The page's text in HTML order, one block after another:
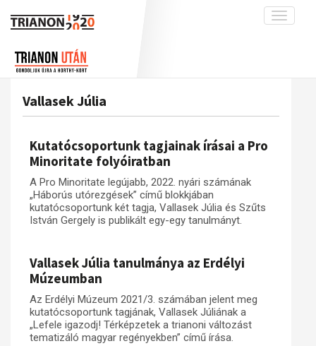
Toggle
A békerendszer megszilárdulása
Galéria
Adatbázis
Emlékművek (feltöltés alatt)
Menekültek
Visszhang
Publikációk
Trianon-kommentár
A trianoni szerződés
Műhelymunkák
Vallasek Júlia
Kutatócsoportunk tagjainak írásai a Pro
Minoritate folyóiratban
A Pro Minoritate legújabb, 2022. nyári számának
„Háborús utórezgések” című blokkjában
kutatócsoportunk két tagja, Vallasek Júlia és Szűts
István Gergely is publikált egy-egy tanulmányt.
Vallasek Júlia tanulmánya az Erdélyi
Múzeumban
Az Erdélyi Múzeum 2021/3. számában jelent meg
kutatócsoportunk tagjának, Vallasek Júliának a
„Lefele igazodj! Térképzetek a trianoni változást
tematizáló magyar regényekben” című írása.